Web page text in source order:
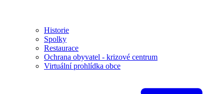
Historie
Spolky
Restaurace
Ochrana obyvatel - krizové centrum
Virtuální prohlídka obce